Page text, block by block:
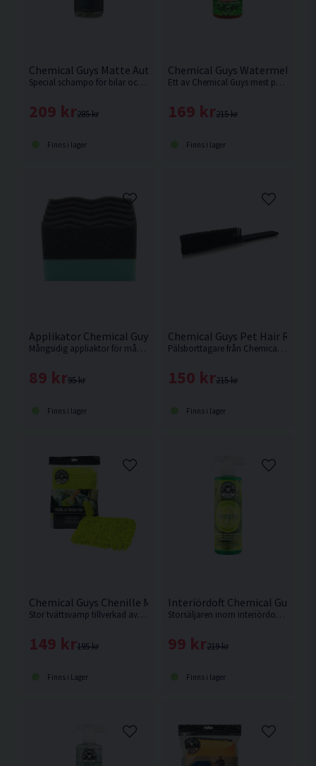
Chemical Guys Matte Autowash 473ml
Special schampo för bilar och föremål med en matt finish.
285 kr
209 kr
Finns i lager
Chemical Guys Watermelon
Ett av Chemical Guys mest populära schampon, man förstår varför med sitt tjocka skum, fantastiska doft samt extremt låga friktion.
215 kr
169 kr
Finns i lager
Applikator Chemical Guys Wonder Wave Durafoam
Mångsidig appliaktor för många anvädningsområden.
95 kr
89 kr
Finns i lager
Chemical Guys Pet Hair
Pälsborttagare från Chemical Guys tillverkad av gummi.
215 kr
150 kr
Finns i lager
Chemical Guys Chenille Mikrofiber Tvättsvamp
Stor tvättsvamp tillverkad av mikrofiber från Amerikanska Chemical Guys
195 kr
149 kr
Finns i Lager
Interiördoft Chemical Guys
Storsäljaren inom interiördofter som doftar ljuvligt.
219 kr
99 kr
Finns i lager